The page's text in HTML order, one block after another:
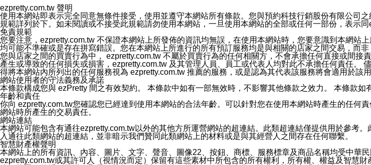
您同意本公司網站，透過您所提供的郵件地址與您取得聯絡並傳送或宣傳本網站各項服務之資料或電
停止接收這些資料或電子郵件。
十五、訊息通知
本公司/本服務將以通知型訊息傳送重要訊息給您。即使未加入本公司/本服務好友，您仍可接收到通知
本公司/本服務傳送之通知型訊息以對您有效且重要的訊息為限，以廣告或其他目的的訊息皆不會被傳
1.LINE 帳號設定的電話號碼與本公司/本服務所傳來的電話號碼比對相符。
2.該 LINE 帳號已在 LINE APP 設定中，同意接收通知型訊息。
3.LINE 帳號未封鎖傳送訊息之 LINE 官方帳號。
欲變更通知型訊息的設定，操作如下：
1.點選「主頁」＞「設定」
2.點選「隱私設定」
3.點選「提供使用資料」
4.點選「LINE通知型訊息」
5.開關「接收LINE通知型訊息」
❗️關閉「接收通知型訊息」後，將不會接收到來自任何企業官方帳號或認證官方帳號的通知型訊息。
ezpretty.com.tw 聲明
使用本網站即表示完全同意無條件接受，使用並遵守本網站所有條款。您與預約科技行銷股份有限公司
規範詳列於下。如未閱讀或不接受此規範請勿使用本網站，一旦使用本網站的全部或任何一部份，表示同
免責規範
您要注意，ezpretty.com.tw 不保證本網站上所發佈的資訊均無誤，在使用本網站時，您要意識到本網站
均可能不準確或是存在拼寫錯誤。您在本網站上所進行的所有預訂服務均是與相關的店家之間交易，而
您與店家之間的買賣行為中， ezpretty.com.tw 不屬於買賣行為的任何相關方，不會承擔任何直接或間
產生或導致的任何損失或損害，ezpretty.com.tw 及其管理人員、員工或代表人均對此不承擔任何責任。
得將本網站內所列出的任何服務視為 ezpretty.com.tw 推薦的服務，或是認為其代表該服務將會適用於該
網站使用者的守法義務及承諾
本條款構成您與 ezPretty 間之有效契約。 本條款中如有一部無效時，不影響其他條款之效力。 本條款
年齡和責任
你向 ezpretty.com.tw您確認您已經達到使用本網站的合法年齡。可以針對您在使用本網站時產生的任
網站時所產生的交易責任。
網站連結
本網站可能包含有通往ezpretty.com.tw以外的其他方所運營網站的超連結。此類超連結僅提供用於參考
入通往此類網站的超連結，並非暗示我們贊同此類網站上的材料或是與其經營人之間存在任何聯繫。
智慧財產權聲明
本網站上的所有資訊、內容、圖片、文字、聲音、圖像22、按鈕、商標、服務標章及商品名稱均受中華
ezpretty.com.tw或其許可人（視情況而定）保留有這些素材中所包含的所有權利，所有權、權益及智慧